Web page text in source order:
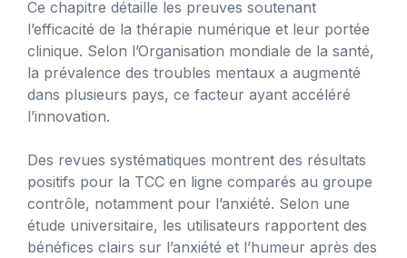
Ce chapitre détaille les preuves soutenant
l’efficacité de la thérapie numérique et leur portée
clinique. Selon l’Organisation mondiale de la santé,
la prévalence des troubles mentaux a augmenté
dans plusieurs pays, ce facteur ayant accéléré
l’innovation.
Des revues systématiques montrent des résultats
positifs pour la TCC en ligne comparés au groupe
contrôle, notamment pour l’anxiété. Selon une
étude universitaire, les utilisateurs rapportent des
bénéfices clairs sur l’anxiété et l’humeur après des